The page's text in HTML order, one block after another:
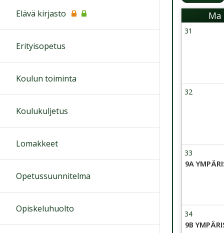
Ma
31
Viikko 31
32
Viikko 32
33
Viikko 33
10
9A
34
Viikko 34
17
9B
Elävä kirjasto
Erityisopetus
Koulun toiminta
Koulukuljetus
Lomakkeet
Opetussuunnitelma
Opiskeluhuolto